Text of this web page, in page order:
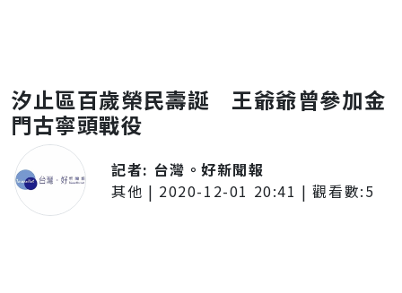
汐止區百歲榮民壽誕 王爺爺曾參加金
門古寧頭戰役
記者: 台灣。好新聞報
其他 | 2020-12-01 20:41 | 觀看數:5